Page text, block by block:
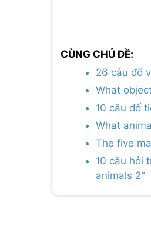
CÙNG CHỦ ĐỀ:
26 câu đố
What
10 câu đố
What
The five
10 câu hỏi
animals 2"